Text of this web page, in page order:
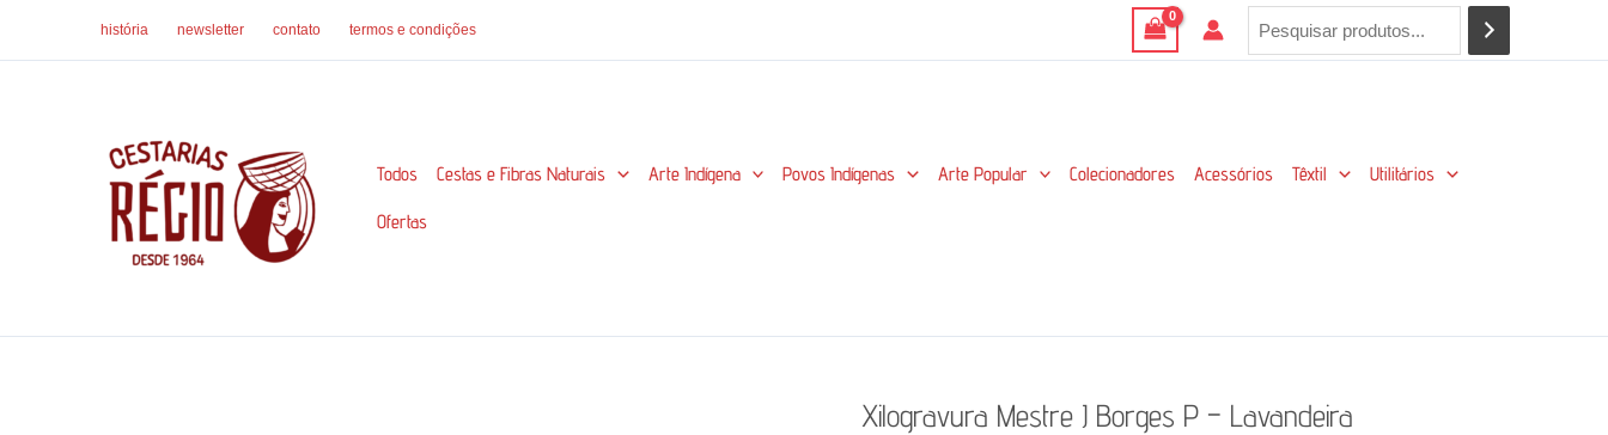
história newsletter contato termos e condições
Todos Cestas e Fibras Naturais Arte Indígena Povos Indígenas Arte Popular Colecionadores Acessórios Têxtil Utilitários
Ofertas
Xilogravura Mestre J Borges P – Lavandeira